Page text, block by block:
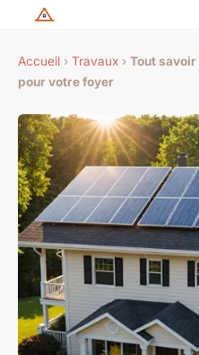
Accueil › Travaux › Tout
pour votre foyer